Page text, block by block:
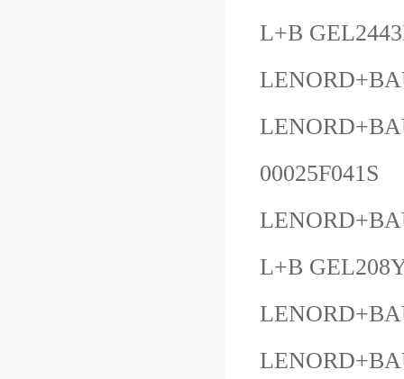
L+B
00025F041S
L+B